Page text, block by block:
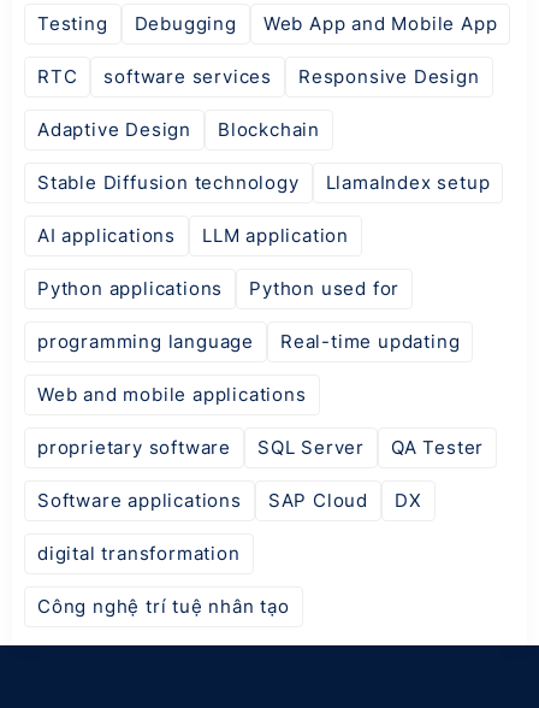
Testing Debugging Web App and Mobile App
RTC software services Responsive Design
Adaptive Design Blockchain
Stable Diffusion technology LlamaIndex setup
AI applications LLM application
Python applications Python used for
programming language Real-time updating
Web and mobile applications
proprietary software SQL Server QA Tester
Software applications SAP Cloud DX
digital transformation
Công nghệ trí tuệ nhân tạo